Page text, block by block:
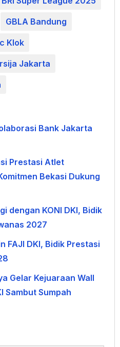
GBLA Bandung
Klok
Jakarta
Bank Jakarta
Prestasi Atlet
Bekasi Dukung
dengan KONI DKI, Bidik
2027
FAJI DKI, Bidik Prestasi
Gelar Kejuaraan Wall
Sambut Sumpah